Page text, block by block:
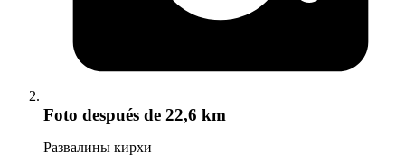
Foto después de 22,6 km
Развалины кирхи